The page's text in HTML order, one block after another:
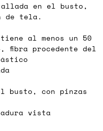
en el busto,
de tela.
al menos un 50
fibra procedente del
busto, con pinzas
vista